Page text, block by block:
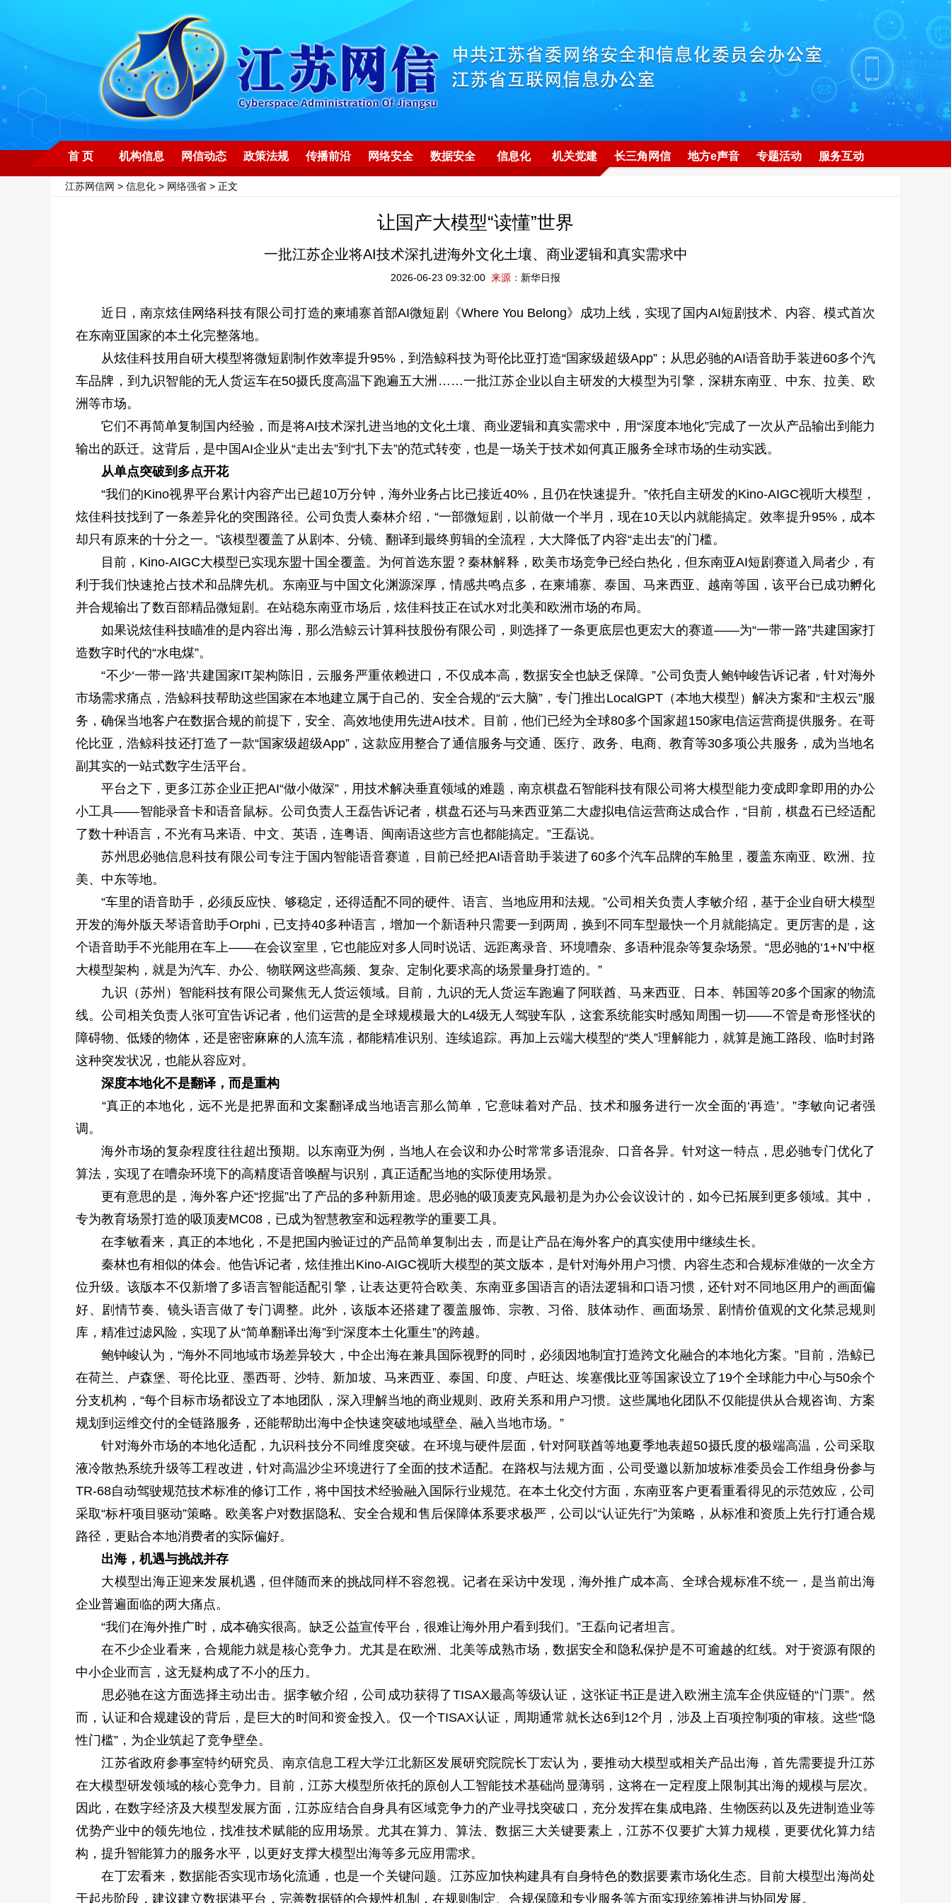
首 页 机构信息 网信动态 政策法规 传播前沿 网络安全 数据安全 信息化 机关党建 长三角网信 地方e声音 专题活动 服务互动
江苏网信网 > 信息化 > 网络强省 > 正文
让国产大模型“读懂”世界
一批江苏企业将AI技术深扎进海外文化土壤、商业逻辑和真实需求中
2026-06-23 09:32:00 来源： 新华日报
近日，南京炫佳网络科技有限公司打造的柬埔寨首部AI微短剧《Where You Belong》成功上线，实现了国内AI短剧技术、内容、模式首次
在东南亚国家的本土化完整落地。
从炫佳科技用自研大模型将微短剧制作效率提升95%，到浩鲸科技为哥伦比亚打造“国家级超级App”；从思必驰的AI语音助手装进60多个汽
车品牌，到九识智能的无人货运车在50摄氏度高温下跑遍五大洲……一批江苏企业以自主研发的大模型为引擎，深耕东南亚、中东、拉美、欧
洲等市场。
它们不再简单复制国内经验，而是将AI技术深扎进当地的文化土壤、商业逻辑和真实需求中，用“深度本地化”完成了一次从产品输出到能力
输出的跃迁。这背后，是中国AI企业从“走出去”到“扎下去”的范式转变，也是一场关于技术如何真正服务全球市场的生动实践。
从单点突破到多点开花
“我们的Kino视界平台累计内容产出已超10万分钟，海外业务占比已接近40%，且仍在快速提升。”依托自主研发的Kino-AIGC视听大模型，
炫佳科技找到了一条差异化的突围路径。公司负责人秦林介绍，“一部微短剧，以前做一个半月，现在10天以内就能搞定。效率提升95%，成本
却只有原来的十分之一。”该模型覆盖了从剧本、分镜、翻译到最终剪辑的全流程，大大降低了内容“走出去”的门槛。
目前，Kino-AIGC大模型已实现东盟十国全覆盖。为何首选东盟？秦林解释，欧美市场竞争已经白热化，但东南亚AI短剧赛道入局者少，有
利于我们快速抢占技术和品牌先机。东南亚与中国文化渊源深厚，情感共鸣点多，在柬埔寨、泰国、马来西亚、越南等国，该平台已成功孵化
并合规输出了数百部精品微短剧。在站稳东南亚市场后，炫佳科技正在试水对北美和欧洲市场的布局。
如果说炫佳科技瞄准的是内容出海，那么浩鲸云计算科技股份有限公司，则选择了一条更底层也更宏大的赛道——为“一带一路”共建国家打
造数字时代的“水电煤”。
“不少‘一带一路’共建国家IT架构陈旧，云服务严重依赖进口，不仅成本高，数据安全也缺乏保障。”公司负责人鲍钟峻告诉记者，针对海外
市场需求痛点，浩鲸科技帮助这些国家在本地建立属于自己的、安全合规的“云大脑”，专门推出LocalGPT（本地大模型）解决方案和“主权云”服
务，确保当地客户在数据合规的前提下，安全、高效地使用先进AI技术。目前，他们已经为全球80多个国家超150家电信运营商提供服务。在哥
伦比亚，浩鲸科技还打造了一款“国家级超级App”，这款应用整合了通信服务与交通、医疗、政务、电商、教育等30多项公共服务，成为当地名
副其实的一站式数字生活平台。
平台之下，更多江苏企业正把AI“做小做深”，用技术解决垂直领域的难题，南京棋盘石智能科技有限公司将大模型能力变成即拿即用的办公
小工具——智能录音卡和语音鼠标。公司负责人王磊告诉记者，棋盘石还与马来西亚第二大虚拟电信运营商达成合作，“目前，棋盘石已经适配
了数十种语言，不光有马来语、中文、英语，连粤语、闽南语这些方言也都能搞定。”王磊说。
苏州思必驰信息科技有限公司专注于国内智能语音赛道，目前已经把AI语音助手装进了60多个汽车品牌的车舱里，覆盖东南亚、欧洲、拉
美、中东等地。
“车里的语音助手，必须反应快、够稳定，还得适配不同的硬件、语言、当地应用和法规。”公司相关负责人李敏介绍，基于企业自研大模型
开发的海外版天琴语音助手Orphi，已支持40多种语言，增加一个新语种只需要一到两周，换到不同车型最快一个月就能搞定。更厉害的是，这
个语音助手不光能用在车上——在会议室里，它也能应对多人同时说话、远距离录音、环境嘈杂、多语种混杂等复杂场景。“思必驰的‘1+N’中枢
大模型架构，就是为汽车、办公、物联网这些高频、复杂、定制化要求高的场景量身打造的。”
九识（苏州）智能科技有限公司聚焦无人货运领域。目前，九识的无人货运车跑遍了阿联酋、马来西亚、日本、韩国等20多个国家的物流
线。公司相关负责人张可宜告诉记者，他们运营的是全球规模最大的L4级无人驾驶车队，这套系统能实时感知周围一切——不管是奇形怪状的
障碍物、低矮的物体，还是密密麻麻的人流车流，都能精准识别、连续追踪。再加上云端大模型的“类人”理解能力，就算是施工路段、临时封路
这种突发状况，也能从容应对。
深度本地化不是翻译，而是重构
“真正的本地化，远不光是把界面和文案翻译成当地语言那么简单，它意味着对产品、技术和服务进行一次全面的‘再造’。”李敏向记者强
调。
海外市场的复杂程度往往超出预期。以东南亚为例，当地人在会议和办公时常常多语混杂、口音各异。针对这一特点，思必驰专门优化了
算法，实现了在嘈杂环境下的高精度语音唤醒与识别，真正适配当地的实际使用场景。
更有意思的是，海外客户还“挖掘”出了产品的多种新用途。思必驰的吸顶麦克风最初是为办公会议设计的，如今已拓展到更多领域。其中，
专为教育场景打造的吸顶麦MC08，已成为智慧教室和远程教学的重要工具。
在李敏看来，真正的本地化，不是把国内验证过的产品简单复制出去，而是让产品在海外客户的真实使用中继续生长。
秦林也有相似的体会。他告诉记者，炫佳推出Kino-AIGC视听大模型的英文版本，是针对海外用户习惯、内容生态和合规标准做的一次全方
位升级。该版本不仅新增了多语言智能适配引擎，让表达更符合欧美、东南亚多国语言的语法逻辑和口语习惯，还针对不同地区用户的画面偏
好、剧情节奏、镜头语言做了专门调整。此外，该版本还搭建了覆盖服饰、宗教、习俗、肢体动作、画面场景、剧情价值观的文化禁忌规则
库，精准过滤风险，实现了从“简单翻译出海”到“深度本土化重生”的跨越。
鲍钟峻认为，“海外不同地域市场差异较大，中企出海在兼具国际视野的同时，必须因地制宜打造跨文化融合的本地化方案。”目前，浩鲸已
在荷兰、卢森堡、哥伦比亚、墨西哥、沙特、新加坡、马来西亚、泰国、印度、卢旺达、埃塞俄比亚等国家设立了19个全球能力中心与50余个
分支机构，“每个目标市场都设立了本地团队，深入理解当地的商业规则、政府关系和用户习惯。这些属地化团队不仅能提供从合规咨询、方案
规划到运维交付的全链路服务，还能帮助出海中企快速突破地域壁垒、融入当地市场。”
针对海外市场的本地化适配，九识科技分不同维度突破。在环境与硬件层面，针对阿联酋等地夏季地表超50摄氏度的极端高温，公司采取
液冷散热系统升级等工程改进，针对高温沙尘环境进行了全面的技术适配。在路权与法规方面，公司受邀以新加坡标准委员会工作组身份参与
TR-68自动驾驶规范技术标准的修订工作，将中国技术经验融入国际行业规范。在本土化交付方面，东南亚客户更看重看得见的示范效应，公司
采取“标杆项目驱动”策略。欧美客户对数据隐私、安全合规和售后保障体系要求极严，公司以“认证先行”为策略，从标准和资质上先行打通合规
路径，更贴合本地消费者的实际偏好。
出海，机遇与挑战并存
大模型出海正迎来发展机遇，但伴随而来的挑战同样不容忽视。记者在采访中发现，海外推广成本高、全球合规标准不统一，是当前出海
企业普遍面临的两大痛点。
“我们在海外推广时，成本确实很高。缺乏公益宣传平台，很难让海外用户看到我们。”王磊向记者坦言。
在不少企业看来，合规能力就是核心竞争力。尤其是在欧洲、北美等成熟市场，数据安全和隐私保护是不可逾越的红线。对于资源有限的
中小企业而言，这无疑构成了不小的压力。
思必驰在这方面选择主动出击。据李敏介绍，公司成功获得了TISAX最高等级认证，这张证书正是进入欧洲主流车企供应链的“门票”。然
而，认证和合规建设的背后，是巨大的时间和资金投入。仅一个TISAX认证，周期通常就长达6到12个月，涉及上百项控制项的审核。这些“隐
性门槛”，为企业筑起了竞争壁垒。
江苏省政府参事室特约研究员、南京信息工程大学江北新区发展研究院院长丁宏认为，要推动大模型或相关产品出海，首先需要提升江苏
在大模型研发领域的核心竞争力。目前，江苏大模型所依托的原创人工智能技术基础尚显薄弱，这将在一定程度上限制其出海的规模与层次。
因此，在数字经济及大模型发展方面，江苏应结合自身具有区域竞争力的产业寻找突破口，充分发挥在集成电路、生物医药以及先进制造业等
优势产业中的领先地位，找准技术赋能的应用场景。尤其在算力、算法、数据三大关键要素上，江苏不仅要扩大算力规模，更要优化算力结
构，提升智能算力的服务水平，以更好支撑大模型出海等多元应用需求。
在丁宏看来，数据能否实现市场化流通，也是一个关键问题。江苏应加快构建具有自身特色的数据要素市场化生态。目前大模型出海尚处
于起步阶段，建议建立数据港平台，完善数据链的合规性机制，在规则制定、合规保障和专业服务等方面实现统筹推进与协同发展。